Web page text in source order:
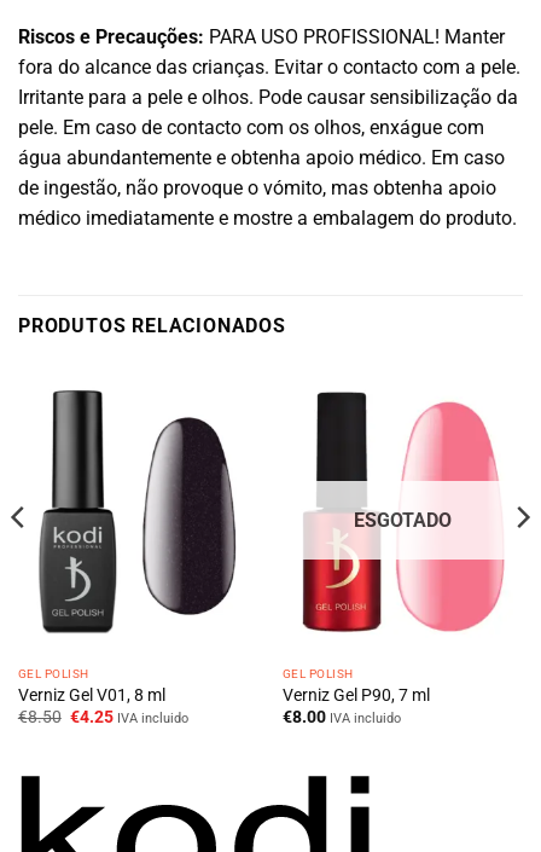
Riscos e Precauções: PARA USO PROFISSIONAL! Manter
fora do alcance das crianças. Evitar o contacto com a pele.
Irritante para a pele e olhos. Pode causar sensibilização da
pele. Em caso de contacto com os olhos, enxágue com
água abundantemente e obtenha apoio médico. Em caso
de ingestão, não provoque o vómito, mas obtenha apoio
médico imediatamente e mostre a embalagem do produto.
PRODUTOS RELACIONADOS
GEL POLISH
Verniz Gel V01, 8 ml
€8.50 O
€4.25OIVA incluido
ESGOTADO
GEL POLISH
Verniz Gel P90, 7 ml
€8.00 IVA incluido